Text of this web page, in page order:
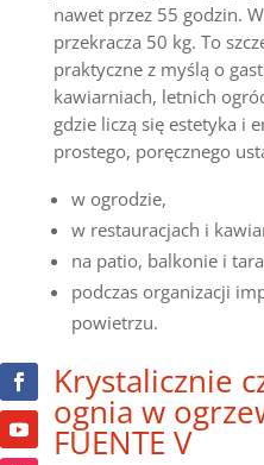
nawet przez 55 godzin.
przekracza 50 kg. To
praktyczne z myślą o
kawiarniach, letnich
gdzie liczą się estetyka i
prostego, poręcznego
w ogrodzie,
w restauracjach i
na patio, balkonie i
podczas organizacji
powietrzu.
Krystalicznie
ognia w
FUENTE V